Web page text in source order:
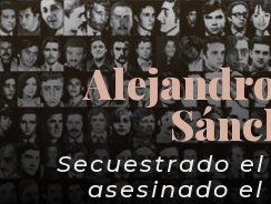
Secuestrado el
asesinado el